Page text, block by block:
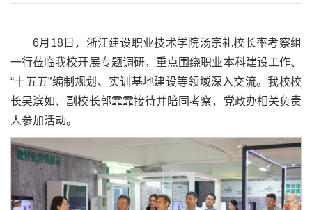
6月18日，浙江建设职业技术学院汤宗礼校长率考察组
一行莅临我校开展专题调研，重点围绕职业本科建设工作、
“十五五”编制规划、实训基地建设等领域深入交流。我校校
长吴滨如、副校长郭霏霏接待并陪同考察，党政办相关负责
人参加活动。